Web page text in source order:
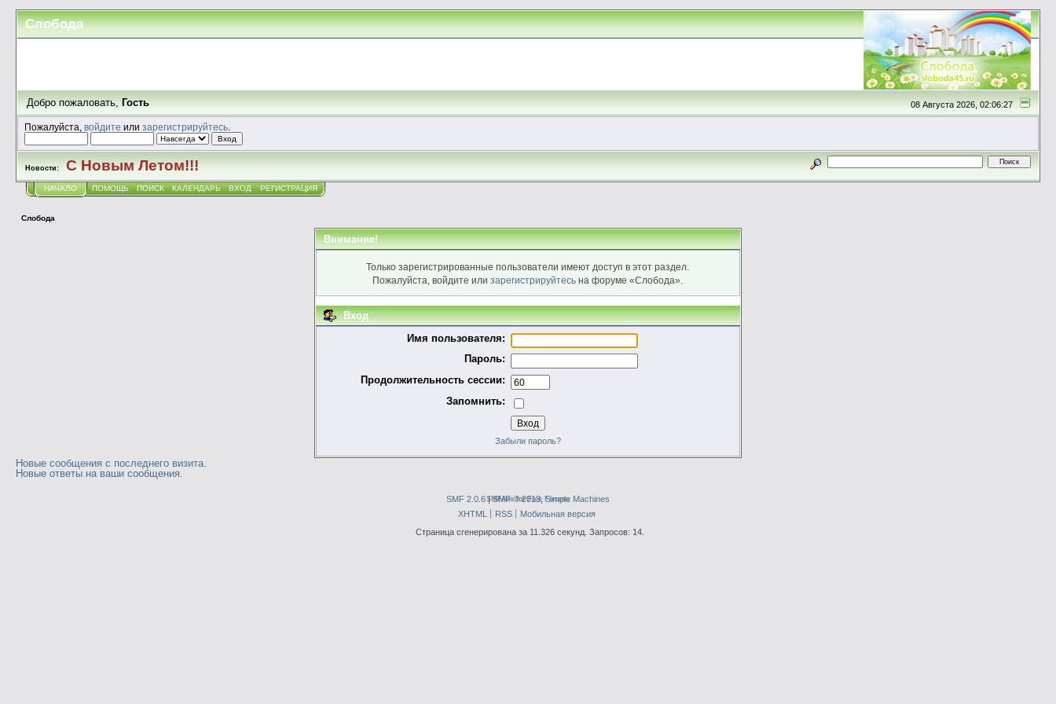
Слобода
08 Августа 2026, 02:06:27
Добро пожаловать,Гость
Пожалуйста,войдите илизарегистрируйтесь
Новости: С Новым Летом!!!
НАЧАЛО ПОМОЩЬ ПОИСК КАЛЕНДАРЬ ВХОД РЕГИСТРАЦИЯ
Слобода
Внимание!
Только зарегистрированные пользователи имеют доступ в этот раздел.
Пожалуйста, войдите илизарегистрируйтесь на форуме «Слобода».
Вход
Имя пользователя:
Пароль:
Продолжительность сессии:
Запомнить:
Забыли пароль?
Новые сообщения с последнего визита.
Новые ответы на ваши сообщения.
SMF 2.0.6|SMF © 2013,Simple Machines
SMFAdsforFree Forums
XHTML RSS
Мобильная версия
Страница сгенерирована за 11.326 секунд. Запросов: 14.